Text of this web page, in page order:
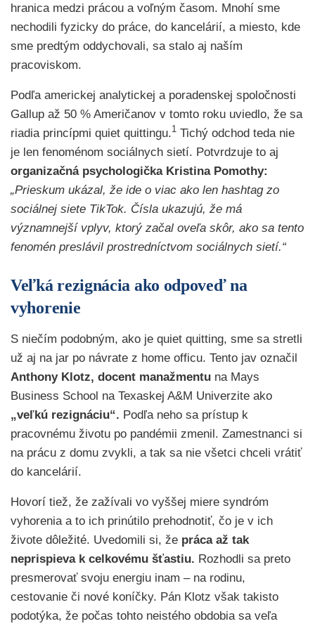
hranica medzi prácou a voľným časom. Mnohí sme
nechodili fyzicky do práce, do kancelárií, a miesto, kde
sme predtým oddychovali, sa stalo aj naším
pracoviskom.
Podľa americkej analytickej a poradenskej spoločnosti
Gallup až 50 % Američanov v tomto roku uviedlo, že sa
riadia princípmi quiet quittingu.1 Tichý odchod teda nie
je len fenoménom sociálnych sietí. Potvrdzuje to aj
organizačná psychologička Kristina Pomothy:
„Prieskum ukázal, že ide o viac ako len hashtag zo
sociálnej siete TikTok. Čísla ukazujú, že má
významnejší vplyv, ktorý začal oveľa skôr, ako sa tento
fenomén preslávil prostredníctvom sociálnych sietí.“
Veľká rezignácia ako odpoveď na
vyhorenie
S niečím podobným, ako je quiet quitting, sme sa stretli
už aj na jar po návrate z home officu. Tento jav označil
Anthony Klotz, docent manažmentu na Mays
Business School na Texaskej A&M Univerzite ako
„veľkú rezignáciu“. Podľa neho sa prístup k
pracovnému životu po pandémii zmenil. Zamestnanci si
na prácu z domu zvykli, a tak sa nie všetci chceli vrátiť
do kancelárií.
Hovorí tiež, že zažívali vo vyššej miere syndróm
vyhorenia a to ich prinútilo prehodnotiť, čo je v ich
živote dôležité. Uvedomili si, že práca až tak
neprispieva k celkovému šťastiu. Rozhodli sa preto
presmerovať svoju energiu inam – na rodinu,
cestovanie či nové koníčky. Pán Klotz však takisto
podotýka, že počas tohto neistého obdobia sa veľa